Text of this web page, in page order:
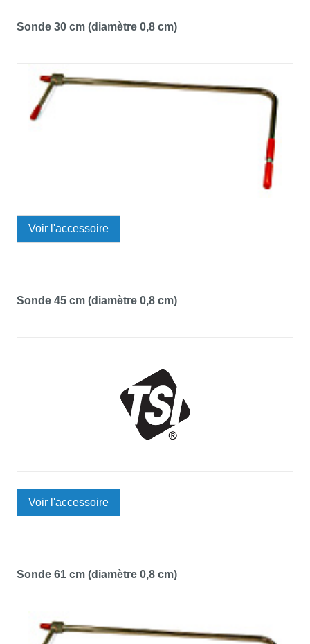
Sonde 30 cm (diamètre 0,8 cm)
Voir l'accessoire
Sonde 45 cm (diamètre 0,8 cm)
Voir l'accessoire
Sonde 61 cm (diamètre 0,8 cm)